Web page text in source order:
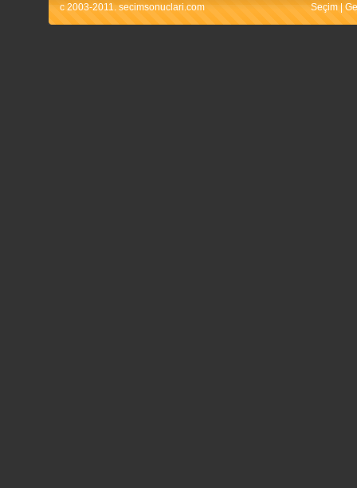
c 2003-2011. secimsonuclari.com Seçim |